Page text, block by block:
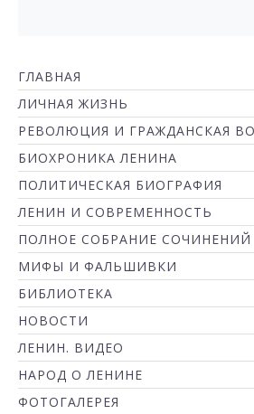
ГЛАВНАЯ
ЛИЧНАЯ ЖИЗНЬ
РЕВОЛЮЦИЯ И ГРАЖДАНСКАЯ
БИОХРОНИКА ЛЕНИНА
ПОЛИТИЧЕСКАЯ БИОГРАФИЯ
ЛЕНИН И СОВРЕМЕННОСТЬ
ПОЛНОЕ СОБРАНИЕ СОЧИНЕНИЙ
МИФЫ И ФАЛЬШИВКИ
БИБЛИОТЕКА
НОВОСТИ
ЛЕНИН. ВИДЕО
НАРОД О ЛЕНИНЕ
ФОТОГАЛЕРЕЯ